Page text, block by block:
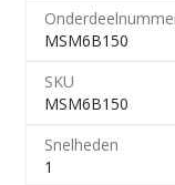
MSM6B150
SKU
MSM6B150
Snelheden
1